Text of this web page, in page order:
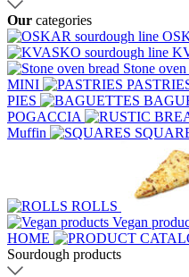
Our categories
Stone oven
MINI
PIES
POGACCIA
Muffin
ROLLS
Vegan
HOME
Sourdough products